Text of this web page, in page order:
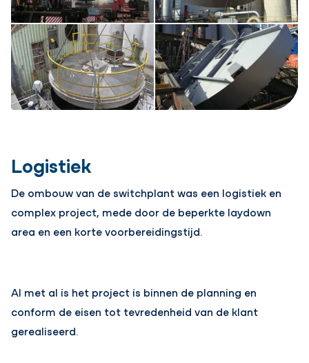
Logistiek
De ombouw van de switchplant was een logistiek en
complex project, mede door de beperkte laydown
area en een korte voorbereidingstijd.
Al met al is het project is binnen de planning en
conform de eisen tot tevredenheid van de klant
gerealiseerd.